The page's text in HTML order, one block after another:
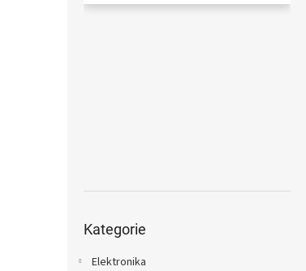
kategorie
Kategorie
Elektronika